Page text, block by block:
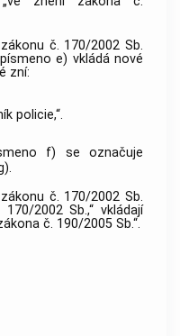
č. 170/2002 Sb.
e) vkládá nové
zní:
policie,“.
f) se označuje
č. 170/2002 Sb.
2002 Sb.,“ vkládají
č. 190/2005 Sb.“.